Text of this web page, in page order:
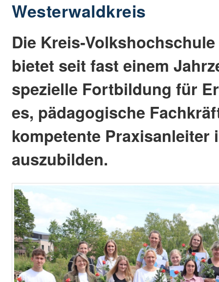
Westerwaldkreis
Die Kreis-
bietet seit fast einem
spezielle Fortbildung für
es, pädagogische
kompetente Praxisanleiter
auszubilden.